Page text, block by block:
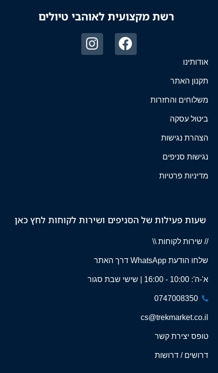
רשת מקצועית לאוהבי טיולים
אודותינו
תקנון האתר
משלוחים והחזרות
ביטול עסקה
הצהרת נגישות
נגישות סניפים
מדיניות פרטיות
שעות פעילות של הסניפים ושירות לקוחות לחץ כאן
// שירות לקוחות \\
שלחו הודעת WhatsApp דרך האתר
א'-ה': 10:00 - 16:00 | שישי שבת סגור
0747008350
cs@trekmarket.co.il
טופס יצירת קשר
דרושים / דרושות